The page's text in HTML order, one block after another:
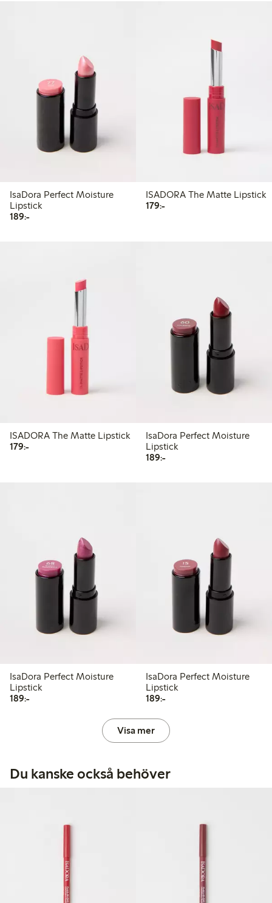
IsaDora Perfect Moisture
Lipstick
189:-189,00 kr
ISADORA The Matte Lipstick
179:-179,00 kr
ISADORA The Matte Lipstick
179:-179,00 kr
IsaDora Perfect Moisture
Lipstick
189:-189,00 kr
IsaDora Perfect Moisture
Lipstick
189:-189,00 kr
IsaDora Perfect Moisture
Lipstick
189:-189,00 kr
Visa mer
Du kanske också behöver